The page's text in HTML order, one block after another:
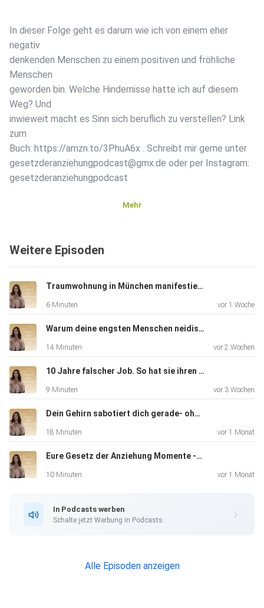
In dieser Folge geht es darum wie ich von einem eher
negativ
denkenden Menschen zu einem positiven und fröhliche
Menschen
geworden bin. Welche Hindernisse hatte ich auf diesem
Weg? Und
inwieweit macht es Sinn sich beruflich zu verstellen? Link
zum
Buch: https://amzn.to/3PhuA6x . Schreibt mir gerne unter
gesetzderanziehungpodcast@gmx.de oder per Instagram:
gesetzderanziehungpodcast
Mehr
Weitere Episoden
Traumwohnung in München manifestiert -ihre Geschichte und wie sie es gemacht hat
6 Minuten vor 1 Woche
Warum deine engsten Menschen neidisch werden, wenn du wächst- und was das über dich sagt
14 Minuten vor 2 Wochen
10 Jahre falscher Job. So hat sie ihren Traumjob manifestiert- ihre Geschichte
9 Minuten vor 3 Wochen
Dein Gehirn sabotiert dich gerade- ohne, dass du es merkst
18 Minuten vor 1 Monat
Eure Gesetz der Anziehung Momente -und was das Greator-Festival mich gelehrt hat
10 Minuten vor 1 Monat
In Podcasts werben
Schalte jetzt Werbung in Podcasts.
Alle Episoden anzeigen